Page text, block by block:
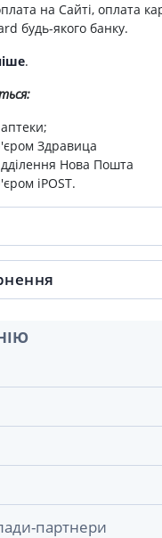
на Сайті, оплата
будь-якого банку.
.
Здравица
Нова Пошта
iPOST.
партнери